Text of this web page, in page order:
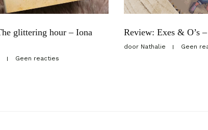
glittering hour – Iona
Geen reacties
Review: Exes & O’s
door Nathalie Geen